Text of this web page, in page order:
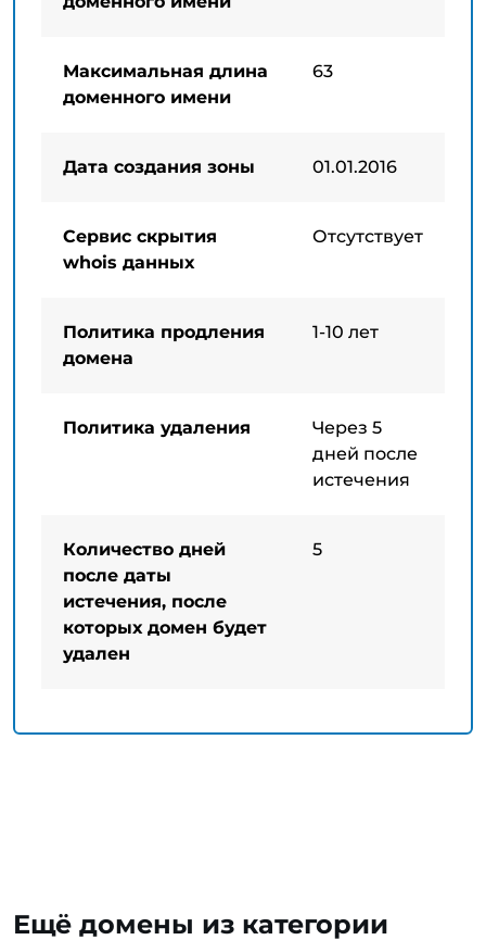
Максимальная длина
доменного имени
63
Дата создания зоны 01.01.2016
Сервис скрытия
whois данных
Отсутствует
Политика продления
домена
1-10 лет
Политика удаления
Через 5
дней после
истечения
Количество дней
после даты
истечения, после
которых домен будет
удален
5
Ещё домены из категории